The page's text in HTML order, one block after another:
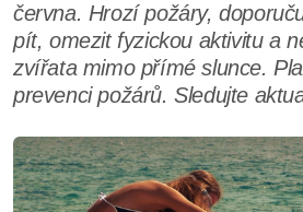
června. Hrozí požáry,
pít, omezit fyzickou aktivitu a
zvířata mimo přímé slunce.
prevenci požárů. Sledujte